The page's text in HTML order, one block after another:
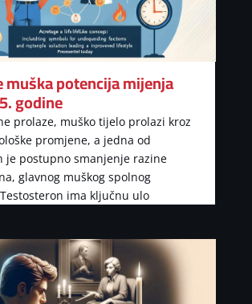
muška potencija mijenja
godine
prolaze, muško tijelo prolazi kroz
promjene, a jedna od
je postupno smanjenje razine
glavnog muškog spolnog
ima ključnu ulo